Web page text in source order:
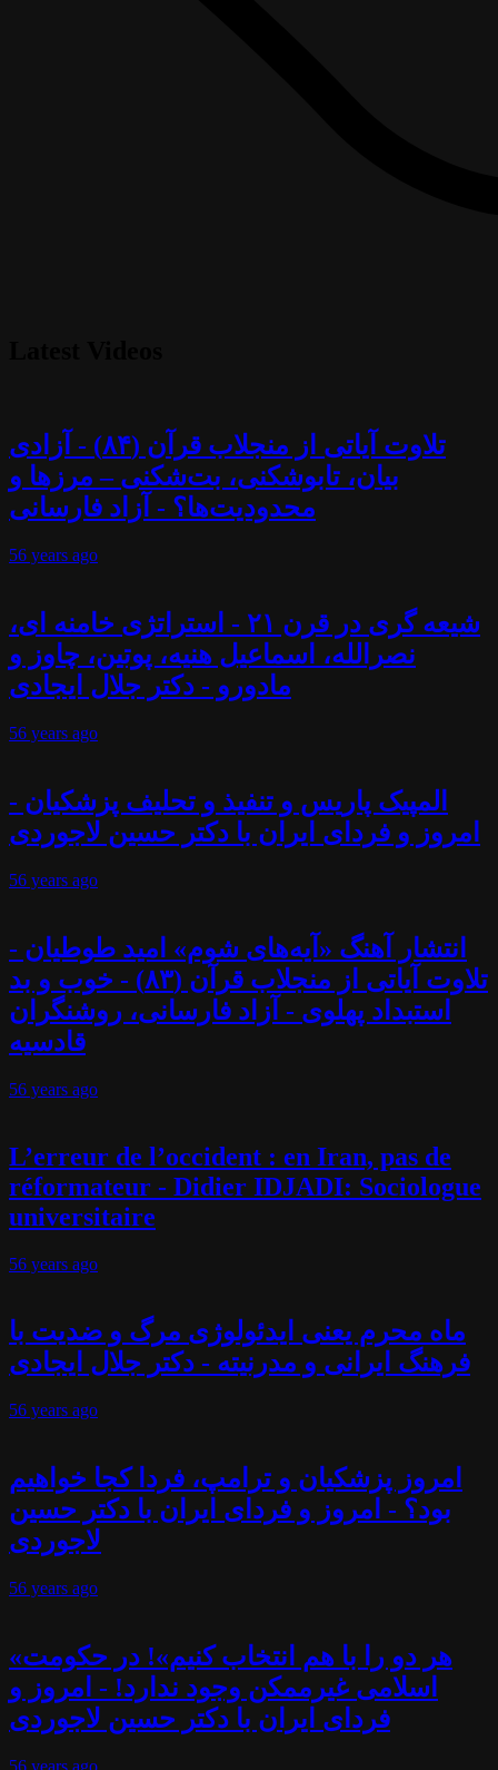
تلاوت آیاتی از منجلاب قرآن (۸۴) - آزادی
بیان، تابوشکنی، بت‌شکنی – مرزها و
محدودیت‌ها؟ - آزاد فارسانی
56 years ago
شیعه گری در قرن ۲۱ - استراتژی خامنه ای،
نصرالله، اسماعیل هنیه، پوتین، چاوز و
مادورو - دکتر جلال ایجادی
56 years ago
المپیک پاریس و تنفیذ و تحلیف پزشکیان -
امروز و فردای ایران با دکتر حسین لاجوردی
56 years ago
انتشار آهنگ «آیه‌های شوم» امید طوطیان -
تلاوت آیاتی از منجلاب قرآن (۸۳) - خوب و بد
استبداد پهلوی - آزاد فارسانی، روشنگران
قادسیه
56 years ago
L’erreur de l’occident : en Iran, pas de
réformateur - Didier IDJADI: Sociologue
universitaire
56 years ago
ماه محرم یعنی ایدئولوژی مرگ و ضدیت با
فرهنگ ایرانی و مدرنیته - دکتر جلال ایجادی
56 years ago
امروز پزشکیان و ترامپ، فردا کجا خواهیم
بود؟ - امروز و فردای ایران با دکتر حسین
لاجوردی
56 years ago
«هر دو را با هم انتخاب کنیم»! در حکومت
اسلامی غیرممکن وجود ندارد! - امروز و
فردای ایران با دکتر حسین لاجوردی
56 years ago